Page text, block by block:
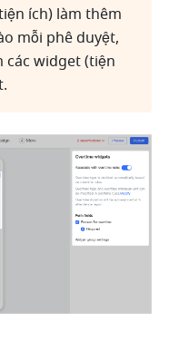
ích) làm thêm
mỗi phê duyệt,
các widget (tiện